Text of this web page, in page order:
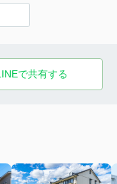
で共有する